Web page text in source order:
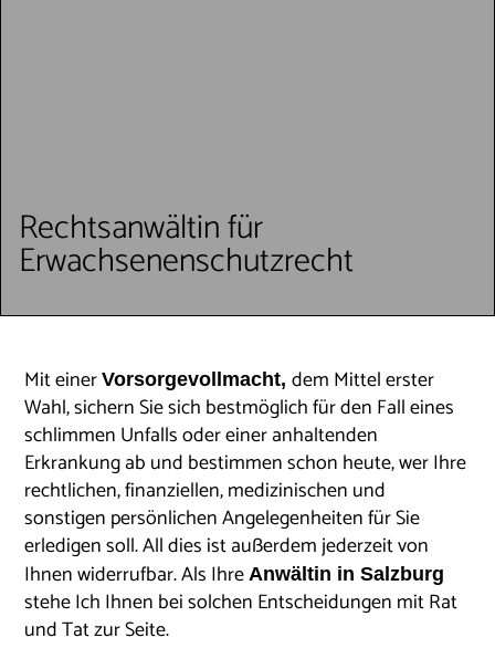
Rechtsanwältin für
Erwachsenenschutzrecht
Mit einerVorsorgevollmacht,dem Mittel erster
Wahl, sichern Sie sich bestmöglich für den Fall eines
schlimmen Unfalls oder einer anhaltenden
Erkrankung ab und bestimmen schon heute, wer Ihre
rechtlichen, finanziellen, medizinischen und
sonstigen persönlichen Angelegenheiten für Sie
erledigen soll. All dies ist außerdem jederzeit von
Ihnen widerrufbar. Als IhreAnwältin in Salzburg
stehe Ich Ihnen bei solchen Entscheidungen mit Rat
und Tat zur Seite.